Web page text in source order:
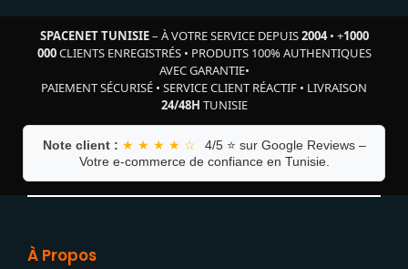
SPACENET TUNISIE– À VOTRE SERVICE DEPUIS2004• +1000
000CLIENTS ENREGISTRÉS• PRODUITS 100% AUTHENTIQUES
AVEC GARANTIE•
PAIEMENT SÉCURISÉ • SERVICE CLIENT RÉACTIF • LIVRAISON
24/48H TUNISIE
Note client : ★ ★ ★ ★ ☆
4/5 ⭐ sur Google Reviews –
Votre e-commerce de confiance en Tunisie.
À Propos